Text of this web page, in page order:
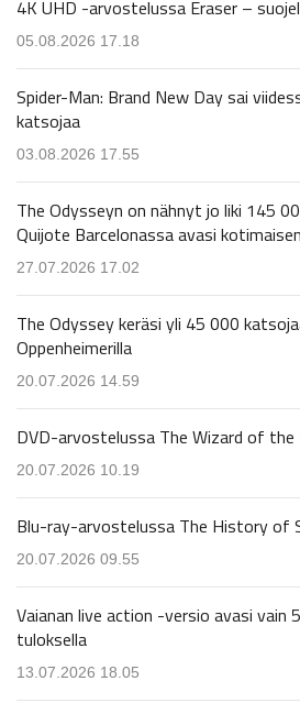
4K UHD -arvostelussa Eraser –
05.08.2026 17.18
Spider-Man: Brand New Day sai
katsojaa
03.08.2026 17.55
The Odysseyn on nähnyt jo liki 145
Quijote Barcelonassa avasi
27.07.2026 17.02
The Odyssey keräsi yli 45 000
Oppenheimerilla
20.07.2026 14.59
DVD-arvostelussa The Wizard of the
20.07.2026 10.19
Blu-ray-arvostelussa The History of
20.07.2026 09.55
Vaianan live action -versio avasi vain
tuloksella
13.07.2026 18.05